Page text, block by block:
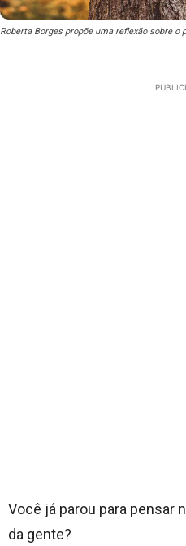
Roberta Borges propõe uma reflexão sobre o
Você já parou para pensar
da gente?